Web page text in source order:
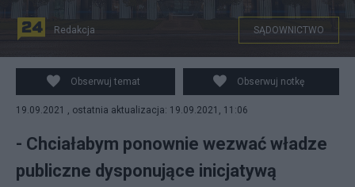
Spens03, CC BY-SA 3.0
<https://creativecommons.org/licenses/by-sa/3.0>, via
Wikimedia Commons
Redakcja SĄDOWNICTWO
Obserwuj temat Obserwuj notkę
19.09.2021 , ostatnia aktualizacja: 19.09.2021, 11:06
- Chciałabym ponownie wezwać władze
publiczne dysponujące inicjatywą